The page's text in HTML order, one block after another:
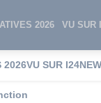
2026 VU SUR
2026VU SUR